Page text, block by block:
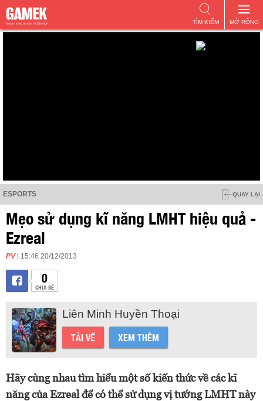
MỞ RỘNG
TÌM KIẾM
ESPORTS QUAY LẠI
Mẹo sử dụng kĩ năng LMHT hiệu quả -
Ezreal
PV | 15:46 20/12/2013
0
CHIA SẺ
Liên Minh Huyền Thoại
TẢI VỀ XEM THÊM
Hãy cùng nhau tìm hiểu một số kiến thức về các kĩ
năng của Ezreal để có thể sử dụng vị tướng LMHT này